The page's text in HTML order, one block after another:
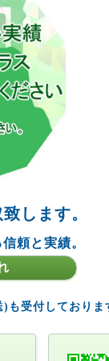
します。
頼と実績。
受付しておりま